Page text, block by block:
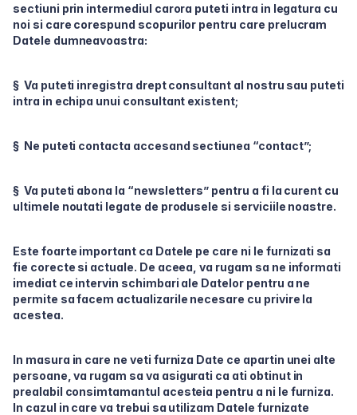
sectiuni prin intermediul carora puteti intra in legatura cu
noi si care corespund scopurilor pentru care prelucram
Datele dumneavoastra:
§ Va puteti inregistra drept consultant al nostru sau puteti
intra in echipa unui consultant existent;
§ Ne puteti contacta accesand sectiunea “contact”;
§ Va puteti abona la “newsletters” pentru a fi la curent cu
ultimele noutati legate de produsele si serviciile noastre.
Este foarte important ca Datele pe care ni le furnizati sa
fie corecte si actuale. De aceea, va rugam sa ne informati
imediat ce intervin schimbari ale Datelor pentru a ne
permite sa facem actualizarile necesare cu privire la
acestea.
In masura in care ne veti furniza Date ce apartin unei alte
persoane, va rugam sa va asigurati ca ati obtinut in
prealabil consimtamantul acesteia pentru a ni le furniza.
In cazul in care va trebui sa utilizam Datele furnizate